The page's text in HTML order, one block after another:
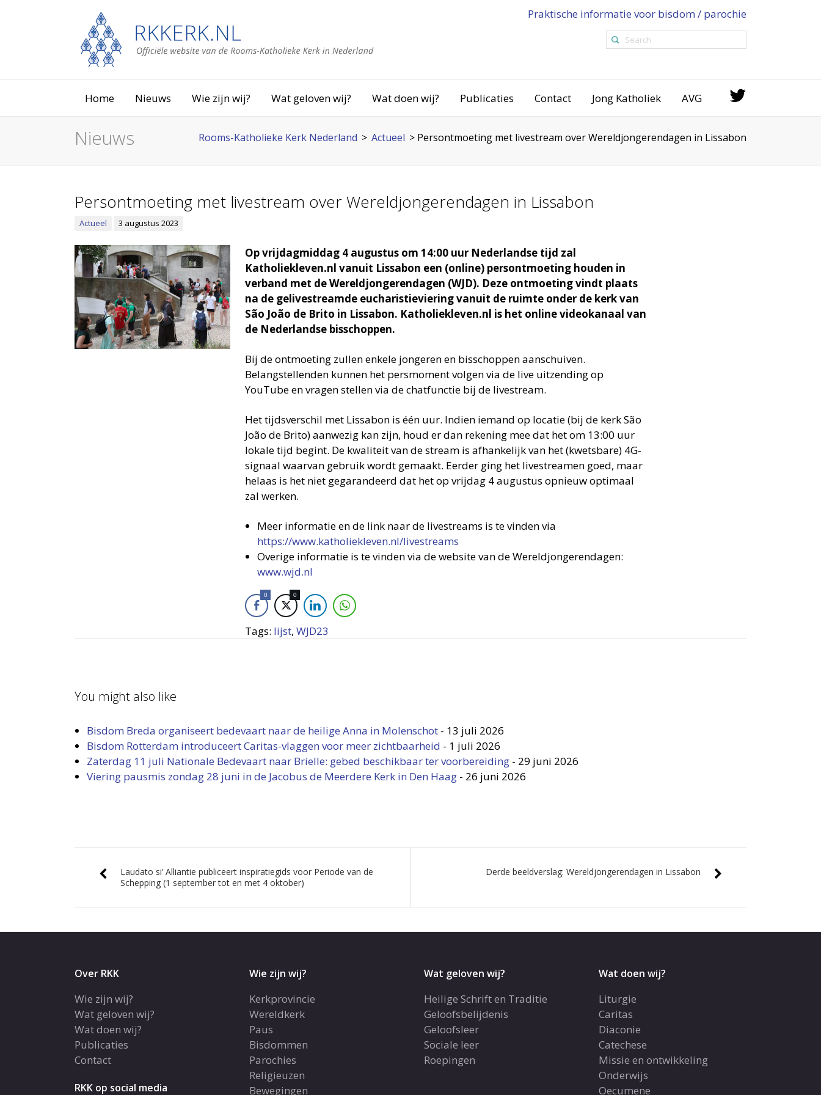
Praktische informatie voor bisdom / parochie
Home Nieuws Wie zijn wij? Wat geloven wij? Wat doen wij? Publicaties Contact Jong Katholiek AVG
Nieuws Rooms-Katholieke Kerk Nederland > Actueel > Persontmoeting met livestream over Wereldjongerendagen in Lissabon
Persontmoeting met livestream over Wereldjongerendagen in Lissabon
Actueel 3 augustus 2023
Op vrijdagmiddag 4 augustus om 14:00 uur Nederlandse tijd zal
Katholiekleven.nl vanuit Lissabon een (online) persontmoeting houden in
verband met de Wereldjongerendagen (WJD). Deze ontmoeting vindt plaats
na de gelivestreamde eucharistieviering vanuit de ruimte onder de kerk van
São João de Brito in Lissabon. Katholiekleven.nl is het online videokanaal van
de Nederlandse bisschoppen.
Bij de ontmoeting zullen enkele jongeren en bisschoppen aanschuiven.
Belangstellenden kunnen het persmoment volgen via de live uitzending op
YouTube en vragen stellen via de chatfunctie bij de livestream.
Het tijdsverschil met Lissabon is één uur. Indien iemand op locatie (bij de kerk São
João de Brito) aanwezig kan zijn, houd er dan rekening mee dat het om 13:00 uur
lokale tijd begint. De kwaliteit van de stream is afhankelijk van het (kwetsbare) 4G-
signaal waarvan gebruik wordt gemaakt. Eerder ging het livestreamen goed, maar
helaas is het niet gegarandeerd dat het op vrijdag 4 augustus opnieuw optimaal
zal werken.
Meer informatie en de link naar de livestreams is te vinden via
https://www.katholiekleven.nl/livestreams
Overige informatie is te vinden via de website van de Wereldjongerendagen:
www.wjd.nl
0 0
Tags: lijst, WJD23
You might also like
Bisdom Breda organiseert bedevaart naar de heilige Anna in Molenschot - 13 juli 2026
Bisdom Rotterdam introduceert Caritas-vlaggen voor meer zichtbaarheid - 1 juli 2026
Zaterdag 11 juli Nationale Bedevaart naar Brielle: gebed beschikbaar ter voorbereiding - 29 juni 2026
Viering pausmis zondag 28 juni in de Jacobus de Meerdere Kerk in Den Haag - 26 juni 2026
Laudato si’ Alliantie publiceert inspiratiegids voor Periode van de
Schepping (1 september tot en met 4 oktober)
Derde beeldverslag: Wereldjongerendagen in Lissabon
Over RKK
Wie zijn wij?
Wat geloven wij?
Wat doen wij?
Publicaties
Contact
RKK op social media
Wie zijn wij?
Kerkprovincie
Wereldkerk
Paus
Bisdommen
Parochies
Religieuzen
Bewegingen
Wat geloven wij?
Heilige Schrift en Traditie
Geloofsbelijdenis
Geloofsleer
Sociale leer
Roepingen
Wat doen wij?
Liturgie
Caritas
Diaconie
Catechese
Missie en ontwikkeling
Onderwijs
Oecumene